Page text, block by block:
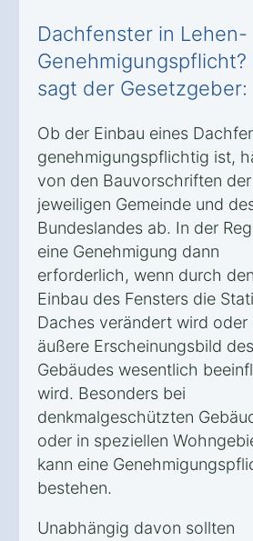
Dachfenster in Lehen-
Genehmigungspflicht?
sagt der Gesetzgeber:
Ob der Einbau eines
genehmigungspflichtig ist,
von den Bauvorschriften der
jeweiligen Gemeinde und
Bundeslandes ab. In der
eine Genehmigung dann
erforderlich, wenn durch den
Einbau des Fensters die
Daches verändert wird oder
äußere Erscheinungsbild des
Gebäudes wesentlich
wird. Besonders bei
denkmalgeschützten
oder in speziellen
kann eine
bestehen.
Unabhängig davon sollten